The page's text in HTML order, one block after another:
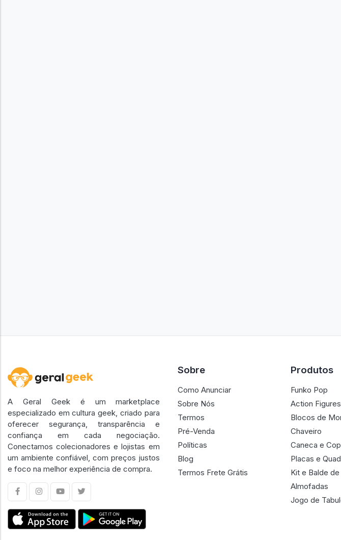
A Geral Geek é um marketplace
especializado em cultura geek, criado para
oferecer segurança, transparência e
confiança em cada negociação.
Conectamos colecionadores e lojistas em
um ambiente confiável, com preços justos
e foco na melhor experiência de compra.
Sobre
Como Anunciar
Sobre Nós
Termos
Pré-Venda
Políticas
Blog
Termos Frete Grátis
Produtos
Funko Pop
Action Figures
Blocos de
Chaveiro
Caneca e
Placas e
Kit e Balde
Almofadas
Jogo de